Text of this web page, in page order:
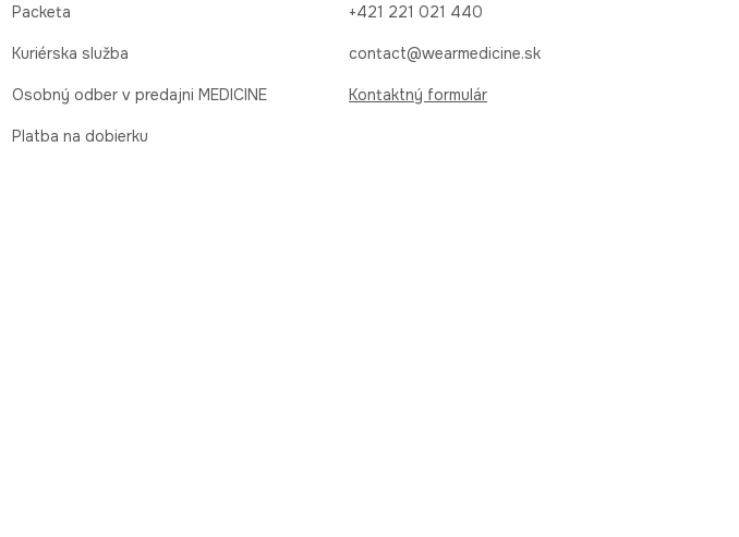
Packeta
Kuriérska služba
Osobný odber v predajni MEDICINE
Platba na dobierku
+421 221 021 440
contact@wearmedicine.sk
Kontaktný formulár